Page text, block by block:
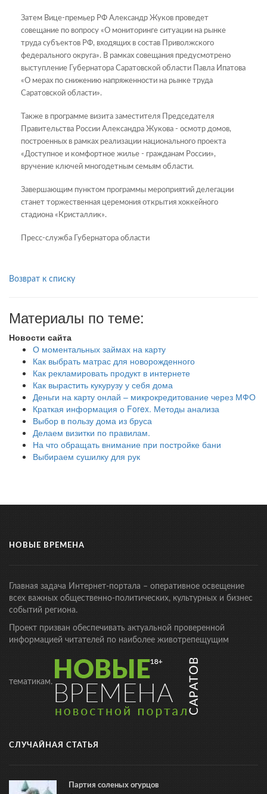
Затем Вице-премьер РФ Александр Жуков проведет
совещание по вопросу «О мониторинге ситуации на рынке
труда субъектов РФ, входящих в состав Приволжского
федерального округа». В рамках совещания предусмотрено
выступление Губернатора Саратовской области Павла Ипатова
«О мерах по снижению напряженности на рынке труда
Саратовской области».
Также в программе визита заместителя Председателя
Правительства России Александра Жукова - осмотр домов,
построенных в рамках реализации национального проекта
«Доступное и комфортное жилье - гражданам России»,
вручение ключей многодетным семьям области.
Завершающим пунктом программы мероприятий делегации
станет торжественная церемония открытия хоккейного
стадиона «Кристаллик».
Пресс-служба Губернатора области
Возврат к списку
Материалы по теме:
Новости сайта
О моментальных займах на карту
Как выбрать матрас для новорожденного
Как рекламировать продукт в интернете
Как вырастить кукурузу у себя дома
Деньги на карту онлай – микрокредитование через МФО
Краткая информация о Forex. Методы анализа
Выбор в пользу дома из бруса
Делаем визитки по правилам.
На что обращать внимание при постройке бани
Выбираем сушилку для рук
НОВЫЕ ВРЕМЕНА
Главная задача Интернет-портала – оперативное освещение
всех важных общественно-политических, культурных и бизнес
событий региона.
Проект призван обеспечивать актуальной проверенной
информацией читателей по наиболее животрепещущим
тематикам.
СЛУЧАЙНАЯ СТАТЬЯ
Партия соленых огурцов